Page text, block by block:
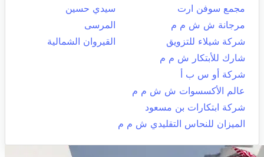
مجمع سوفن ارت
سيدي حسين
مرجانة ش ش م م
المرسى
شركة شيلاء للتزويق
القيروان الشمالية
شارك للأبتكار ش م م
شركة أو س ب أ
عالم الأكسسوات ش ش م م
شركة ابتكارات بن مسعود
الميزان للنحاس التقليدي ش م م